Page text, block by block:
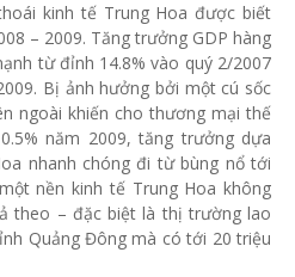
kinh tế Trung Hoa được biết
– 2009. Tăng trưởng GDP hàng
từ đỉnh 14.8% vào quý 2/2007
Bị ảnh hưởng bởi một cú sốc
ngoài khiến cho thương mại thế
năm 2009, tăng trưởng dựa
nhanh chóng đi từ bùng nổ tới
nền kinh tế Trung Hoa không
theo – đặc biệt là thị trường lao
Quảng Đông mà có tới 20 triệu